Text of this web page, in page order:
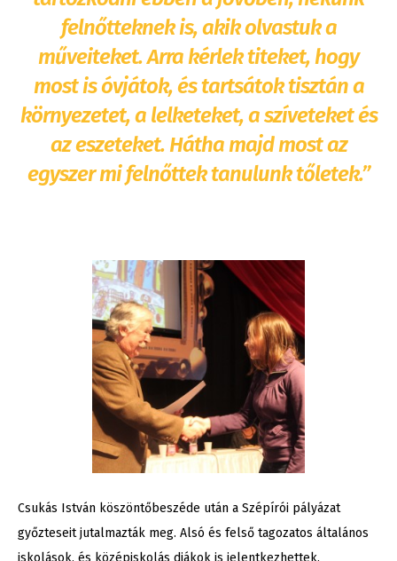
felnőtteknek is, akik olvastuk a
műveiteket. Arra kérlek titeket, hogy
most is óvjátok, és tartsátok tisztán a
környezetet, a lelketeket, a szíveteket és
az eszeteket. Hátha majd most az
egyszer mi felnőttek tanulunk tőletek.”
Csukás István köszöntőbeszéde után a Szépírói pályázat
győzteseit jutalmazták meg. Alsó és felső tagozatos általános
iskolások, és középiskolás diákok is jelentkezhettek.